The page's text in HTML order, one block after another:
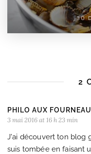
30
2
PHILO AUX
3 mai 2016 at 16 h 23 min
J'ai découvert ton blog
suis tombée en faisant